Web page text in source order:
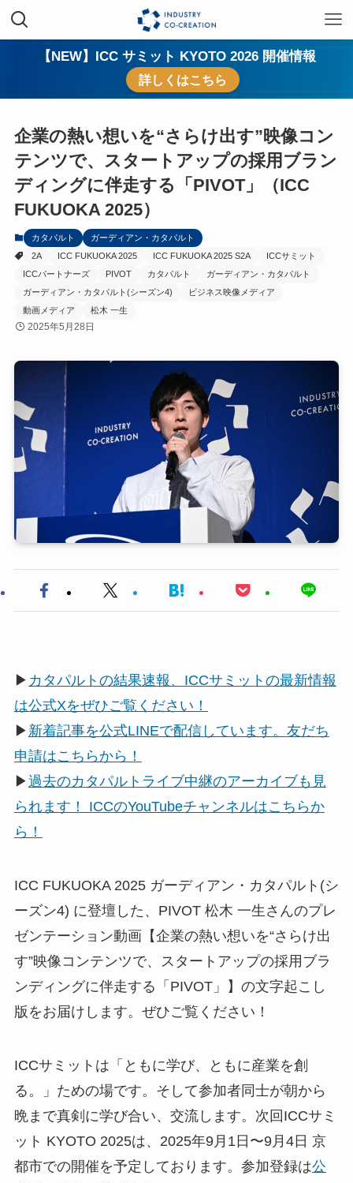
【NEW】ICC サミット KYOTO 2026 開催情報
詳しくはこちら
企業の熱い想いを“さらけ出す”映像コン
テンツで、スタートアップの採用ブラン
ディングに伴走する「PIVOT」（ICC
FUKUOKA 2025）
カタパルト
ガーディアン・カタパルト
2A
ICC FUKUOKA 2025 ICC FUKUOKA 2025 S2A
ICCサミット
ICCパートナーズ
PIVOT カタパルト
ガーディアン・カタパルト
ガーディアン・カタパルト(シーズン4)
ビジネス映像メディア
動画メディア
松木 一生
2025年5月28日
▶ カタパルトの結果速報、ICCサミットの最新情報
は公式Xをぜひご覧ください！
▶ 新着記事を公式LINEで配信しています。友だち
申請はこちらから！
▶過去のカタパルトライブ中継のアーカイブも見
られます！ ICCのYouTubeチャンネルはこちらか
ら！
ICC FUKUOKA 2025 ガーディアン・カタパルト(シ
ーズン4) に登壇した、PIVOT 松木 一生さんのプレ
ゼンテーション動画【企業の熱い想いを“さらけ出
す”映像コンテンツで、スタートアップの採用ブラ
ンディングに伴走する「PIVOT」】の文字起こし
版をお届けします。ぜひご覧ください！
ICCサミットは「ともに学び、ともに産業を創
る。」ための場です。そして参加者同士が朝から
晩まで真剣に学び合い、交流します。次回ICCサミ
ット KYOTO 2025は、2025年9月1日〜9月4日 京
都市での開催を予定しております。参加登録は公